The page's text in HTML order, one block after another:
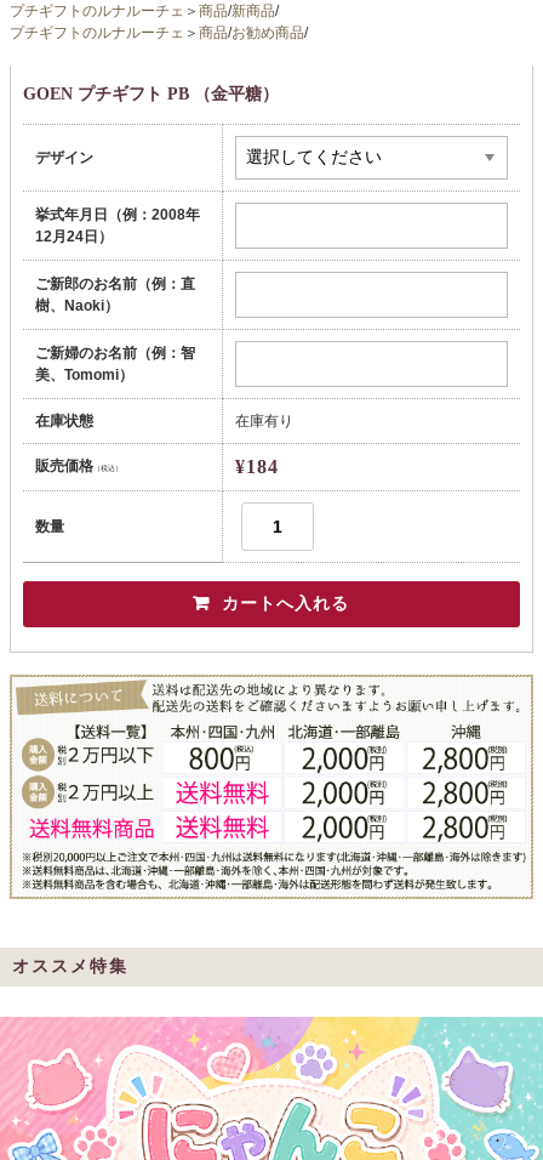
プチギフトのルナルーチェ ＞ 商品/新商品/
プチギフトのルナルーチェ ＞ 商品/お勧め商品/
GOEN プチギフト PB （金平糖）
デザイン
挙式年月日（例：2008年
12月24日）
ご新郎のお名前（例：直
樹、Naoki）
ご新婦のお名前（例：智
美、Tomomi）
在庫状態 在庫有り
販売価格（税込） ¥184
数量
オススメ特集